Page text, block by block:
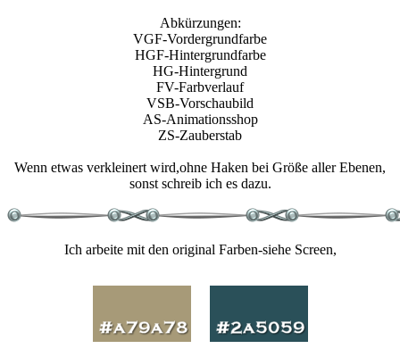
Abkürzungen:
VGF-Vordergrundfarbe
HGF-Hintergrundfarbe
HG-Hintergrund
FV-Farbverlauf
VSB-Vorschaubild
AS-Animationsshop
ZS-Zauberstab
Wenn etwas verkleinert wird,ohne Haken bei Größe aller Ebenen,
sonst schreib ich es dazu.
Ich arbeite mit den original Farben-siehe Screen,